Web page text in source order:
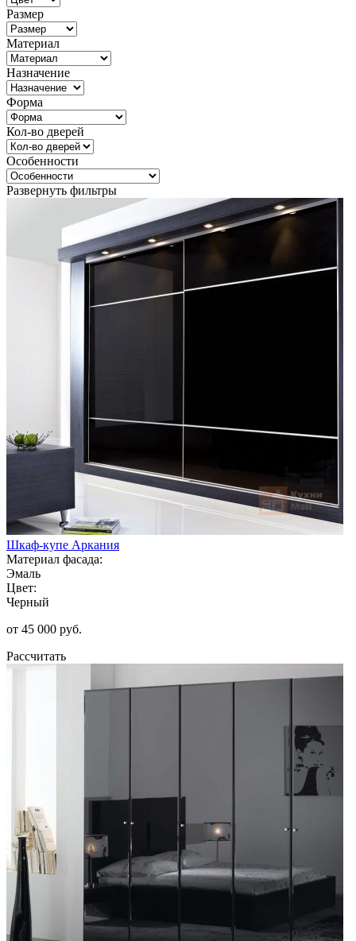
Размер
Материал
Назначение
Форма
Кол-во дверей
Особенности
Развернуть фильтры
Шкаф-купе Аркания
Материал фасада:
Эмаль
Цвет:
Черный
от 45 000 руб.
Рассчитать